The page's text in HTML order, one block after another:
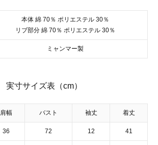
本体 綿 70％ ポリエステル 30％
リブ部分 綿 70％ ポリエステル 30％
ミャンマー製
実寸サイズ表（cm）
肩幅 バスト 袖丈 着丈
36 72 12 41